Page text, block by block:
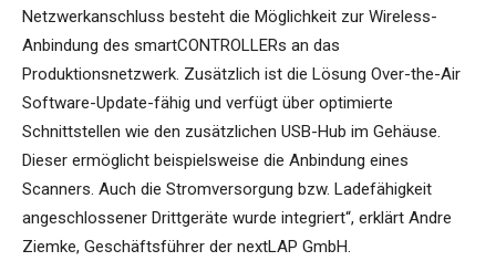
Netzwerkanschluss besteht die Möglichkeit zur Wireless-
Anbindung des smartCONTROLLERs an das
Produktionsnetzwerk. Zusätzlich ist die Lösung Over-the-Air
Software-Update-fähig und verfügt über optimierte
Schnittstellen wie den zusätzlichen USB-Hub im Gehäuse.
Dieser ermöglicht beispielsweise die Anbindung eines
Scanners. Auch die Stromversorgung bzw. Ladefähigkeit
angeschlossener Drittgeräte wurde integriert“, erklärt Andre
Ziemke, Geschäftsführer der nextLAP GmbH.